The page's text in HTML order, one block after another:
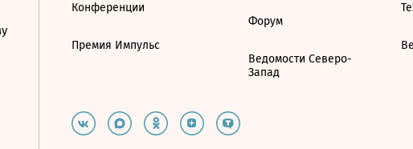
Конференции
Премия Импульс
Форум
Ведомости Северо-
Запад